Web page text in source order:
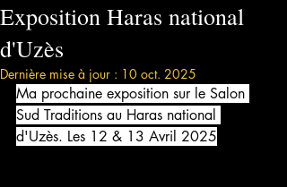
Exposition Haras national
d'Uzès
Dernière mise à jour : 10 oct. 2025
Ma prochaine exposition sur le Salon
Sud Traditions au Haras national
d'Uzès. Les 12 & 13 Avril 2025